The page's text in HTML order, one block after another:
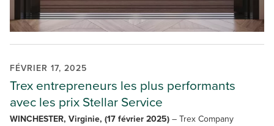
FÉVRIER 17, 2025
Trex entrepreneurs les plus performants
avec les prix Stellar Service
WINCHESTER, Virginie, (17 février 2025)– Trex Company